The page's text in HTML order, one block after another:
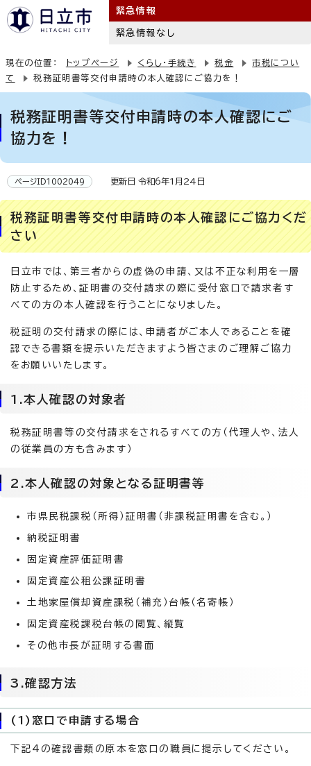
緊急情報
緊急情報なし
現在の位置： トップページ くらし・手続き 税金
市税につい
て
税務証明書等交付申請時の本人確認にご協力を！
税務証明書等交付申請時の本人確認にご
協力を！
ページID1002049 更新日 令和6年1月24日
税務証明書等交付申請時の本人確認にご協力くだ
さい
日立市では、第三者からの虚偽の申請、又は不正な利用を一層
防止するため、証明書の交付請求の際に受付窓口で請求者す
べての方の本人確認を行うことになりました。
税証明の交付請求の際には、申請者がご本人であることを確
認できる書類を提示いただきますよう皆さまのご理解ご協力
をお願いいたします。
1.本人確認の対象者
税務証明書等の交付請求をされるすべての方（代理人や、法人
の従業員の方も含みます）
2.本人確認の対象となる証明書等
市県民税課税（所得）証明書（非課税証明書を含む。）
納税証明書
固定資産評価証明書
固定資産公租公課証明書
土地家屋償却資産課税（補充）台帳（名寄帳）
固定資産税課税台帳の閲覧、縦覧
その他市長が証明する書面
3.確認方法
(1)窓口で申請する場合
下記4の確認書類の原本を窓口の職員に提示してください。